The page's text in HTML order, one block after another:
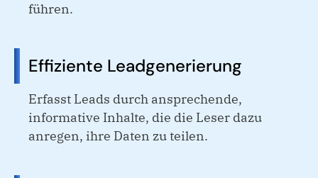
führen.
Effiziente Leadgenerierung
Erfasst Leads durch ansprechende,
informative Inhalte, die die Leser dazu
anregen, ihre Daten zu teilen.